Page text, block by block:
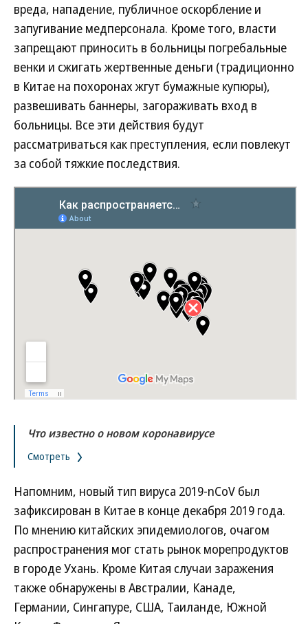
вреда, нападение, публичное оскорбление и
запугивание медперсонала. Кроме того, власти
запрещают приносить в больницы погребальные
венки и сжигать жертвенные деньги (традиционно
в Китае на похоронах жгут бумажные купюры),
развешивать баннеры, загораживать вход в
больницы. Все эти действия будут
рассматриваться как преступления, если повлекут
за собой тяжкие последствия.
Что известно о новом коронавирусе
Смотреть
Напомним, новый тип вируса 2019-nCoV был
зафиксирован в Китае в конце декабря 2019 года.
По мнению китайских эпидемиологов, очагом
распространения мог стать рынок морепродуктов
в городе Ухань. Кроме Китая случаи заражения
также обнаружены в Австралии, Канаде,
Германии, Сингапуре, США, Таиланде, Южной